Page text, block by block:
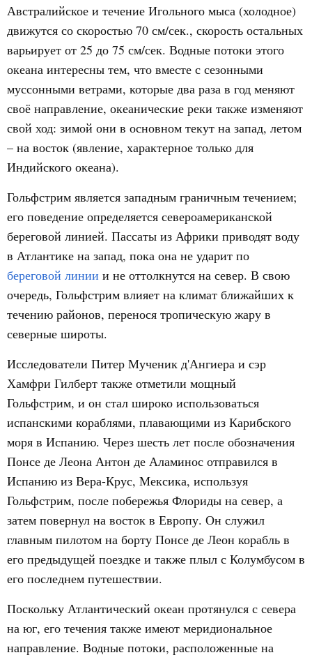
Австралийское и течение Игольного мыса (холодное)
движутся со скоростью 70 см/сек., скорость остальных
варьирует от 25 до 75 см/сек. Водные потоки этого
океана интересны тем, что вместе с сезонными
муссонными ветрами, которые два раза в год меняют
своё направление, океанические реки также изменяют
свой ход: зимой они в основном текут на запад, летом
– на восток (явление, характерное только для
Индийского океана).
Гольфстрим является западным граничным течением;
его поведение определяется североамериканской
береговой линией. Пассаты из Африки приводят воду
в Атлантике на запад, пока она не ударит по
береговой линии и не оттолкнутся на север. В свою
очередь, Гольфстрим влияет на климат ближайших к
течению районов, перенося тропическую жару в
северные широты.
Исследователи Питер Мученик д'Ангиера и сэр
Хамфри Гилберт также отметили мощный
Гольфстрим, и он стал широко использоваться
испанскими кораблями, плавающими из Карибского
моря в Испанию. Через шесть лет после обозначения
Понсе де Леона Антон де Аламинос отправился в
Испанию из Вера-Крус, Мексика, используя
Гольфстрим, после побережья Флориды на север, а
затем повернул на восток в Европу. Он служил
главным пилотом на борту Понсе де Леон корабль в
его предыдущей поездке и также плыл с Колумбусом в
его последнем путешествии.
Поскольку Атлантический океан протянулся с севера
на юг, его течения также имеют меридиональное
направление. Водные потоки, расположенные на